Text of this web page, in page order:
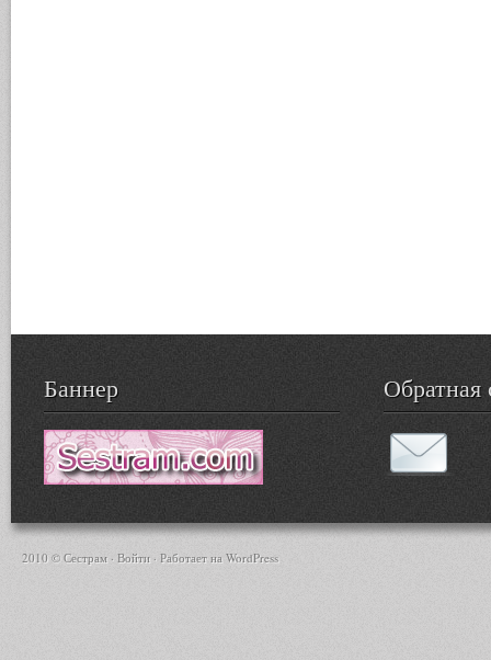
Баннер Обратная
2010 © Сестрам · Войти · Работает на WordPress